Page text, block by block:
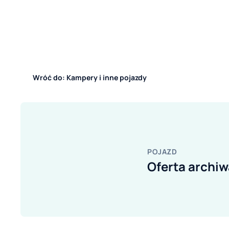
Wróć do: Kampery i inne pojazdy
POJAZD
Oferta